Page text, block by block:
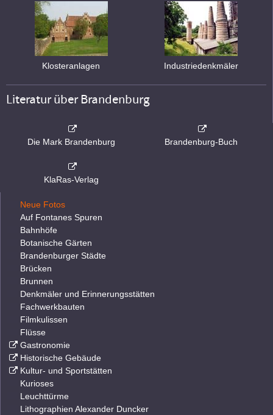
Klosteranlagen Industriedenkmäler
Literatur über Brandenburg
Die Mark Brandenburg Brandenburg-Buch
KlaRas-Verlag
Neue Fotos
Auf Fontanes Spuren
Bahnhöfe
Botanische Gärten
Brandenburger Städte
Brücken
Brunnen
Denkmäler und Erinnerungsstätten
Fachwerkbauten
Filmkulissen
Flüsse
Gastronomie
Historische Gebäude
Kultur- und Sportstätten
Kurioses
Leuchttürme
Lithographien Alexander Duncker